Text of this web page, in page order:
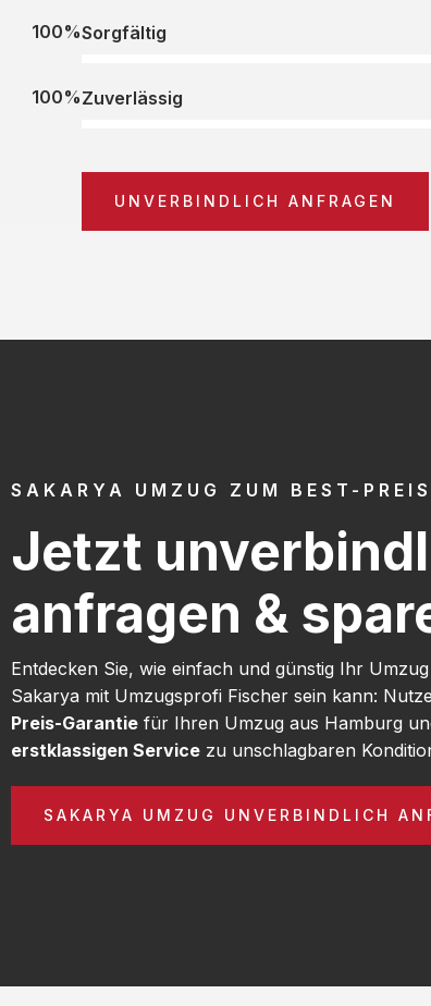
Sorgfältig
100%
Zuverlässig
100%
UNVERBINDLICH ANFRAGEN
SAKARYA UMZUG ZUM BEST-PREIS
Jetzt
anfragen &
Entdecken Sie, wie einfach und günstig Ihr
Sakarya mit Umzugsprofi Fischer sein kann:
Preis-Garantie für Ihren Umzug aus Hamburg
erstklassigen Service zu unschlagbaren
SAKARYA UMZUG UNVERBINDLICH